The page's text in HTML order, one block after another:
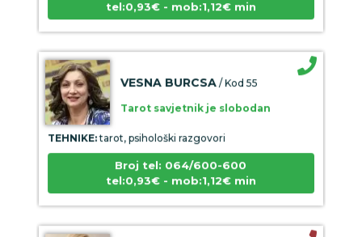
VESNA BURCSA / Kod 55
Tarot savjetnik je slobodan
TEHNIKE: tarot, psihološki razgovori
Broj tel: 064/600-600
tel:0,93€ - mob:1,12€ min